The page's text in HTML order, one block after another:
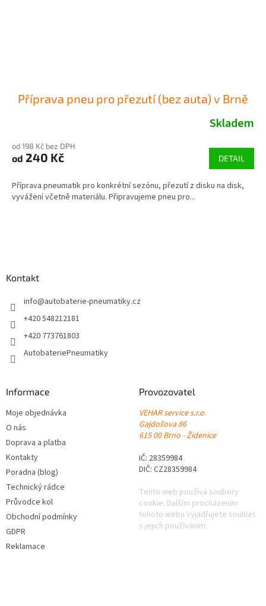
Příprava pneu pro přezutí (bez auta) v Brně
Skladem
od 198 Kč bez DPH
od 240 Kč DETAIL
Příprava pneumatik pro konkrétní sezónu, přezutí z disku na disk,
vyvážení včetně materiálu. Připravujeme pneu pro...
Kontakt
info@autobaterie-pneumatiky.cz
+420 548212181
+420 773761803
AutobateriePneumatiky
Informace
Moje objednávka
O nás
Doprava a platba
Kontakty
Poradna (blog)
Technický rádce
Průvodce kol
Obchodní podmínky
GDPR
Reklamace
Provozovatel
VEHAR service s.r.o.
Gajdošova 86
615 00 Brno - Židenice
IČ: 28359984
DIČ: CZ28359984
Tento web používá soubory
cookie. Dalším procházením
tohoto webu vyjadřujete souhlas
s jejich používáním.